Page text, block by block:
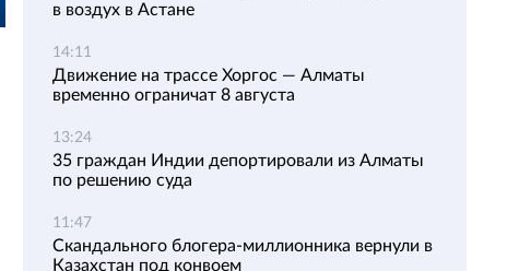
в воздух в Астане
14:11
Движение на трассе Хоргос — Алматы
временно ограничат 8 августа
13:24
35 граждан Индии депортировали из Алматы
по решению суда
11:47
Скандального блогера-миллионника вернули в
Казахстан под конвоем